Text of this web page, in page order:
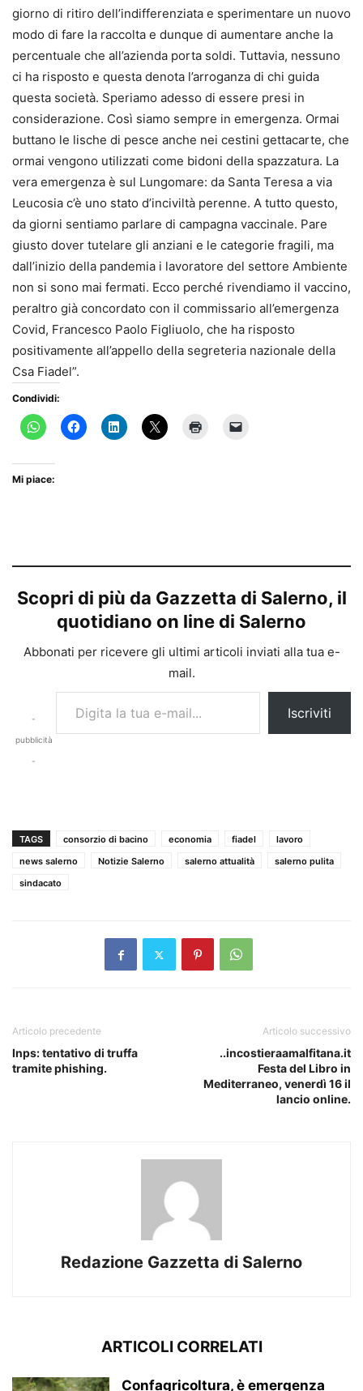
giorno di ritiro dell’indifferenziata e sperimentare un nuovo
modo di fare la raccolta e dunque di aumentare anche la
percentuale che all’azienda porta soldi. Tuttavia, nessuno
ci ha risposto e questa denota l’arroganza di chi guida
questa società. Speriamo adesso di essere presi in
considerazione. Così siamo sempre in emergenza. Ormai
buttano le lische di pesce anche nei cestini gettacarte, che
ormai vengono utilizzati come bidoni della spazzatura. La
vera emergenza è sul Lungomare: da Santa Teresa a via
Leucosia c’è uno stato d’inciviltà perenne. A tutto questo,
da giorni sentiamo parlare di campagna vaccinale. Pare
giusto dover tutelare gli anziani e le categorie fragili, ma
dall’inizio della pandemia i lavoratore del settore Ambiente
non si sono mai fermati. Ecco perché rivendiamo il vaccino,
peraltro già concordato con il commissario all’emergenza
Covid, Francesco Paolo Figliuolo, che ha risposto
positivamente all’appello della segreteria nazionale della
Csa Fiadel”.
Condividi:
Mi piace:
Scopri di più da Gazzetta di Salerno, il
quotidiano on line di Salerno
Abbonati per ricevere gli ultimi articoli inviati alla tua e-
mail.
-
pubblicità
-
Digita la tua e-mail...
Iscriviti
TAGS consorzio di bacino economia fiadel
lavoro
news salerno
Notizie Salerno salerno attualità
salerno pulita
sindacato
Articolo precedente
Inps: tentativo di truffa
tramite phishing.
Articolo successivo
..incostieraamalfitana.it
Festa del Libro in
Mediterraneo, venerdì 16 il
lancio online.
Redazione Gazzetta di Salerno
ARTICOLI CORRELATI
Confagricoltura, è emergenza